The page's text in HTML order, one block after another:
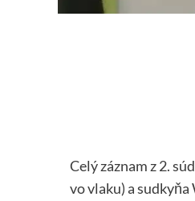
Celý záznam z 2.
vo vlaku) a